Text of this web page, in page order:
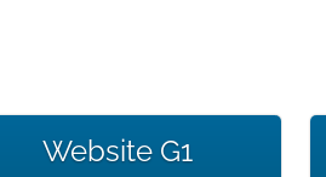
Website G1